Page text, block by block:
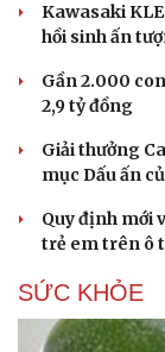
Du lịch
Tư vấn
check-in
Kawasaki
hồi sinh ấn
Gần 2.000
2,9 tỷ đồng
Giải thưởng
mục Dấu ấn
Quy định mới
trẻ em trên ô
SỨC KHỎE